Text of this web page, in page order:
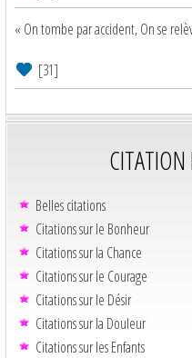
« On tombe par accident, On se
[31]
Belles citations
Citations sur le Bonheur
Citations sur la Chance
Citations sur le Courage
Citations sur le Désir
Citations sur la Douleur
Citations sur les Enfants